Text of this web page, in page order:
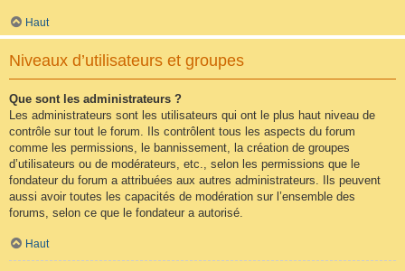
Haut
Niveaux d’utilisateurs et groupes
Que sont les administrateurs ?
Les administrateurs sont les utilisateurs qui ont le plus haut niveau de
contrôle sur tout le forum. Ils contrôlent tous les aspects du forum
comme les permissions, le bannissement, la création de groupes
d’utilisateurs ou de modérateurs, etc., selon les permissions que le
fondateur du forum a attribuées aux autres administrateurs. Ils peuvent
aussi avoir toutes les capacités de modération sur l’ensemble des
forums, selon ce que le fondateur a autorisé.
Haut